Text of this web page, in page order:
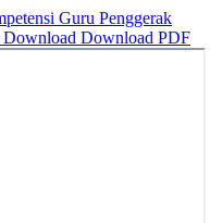
Guru Penggerak
Download Download PDF